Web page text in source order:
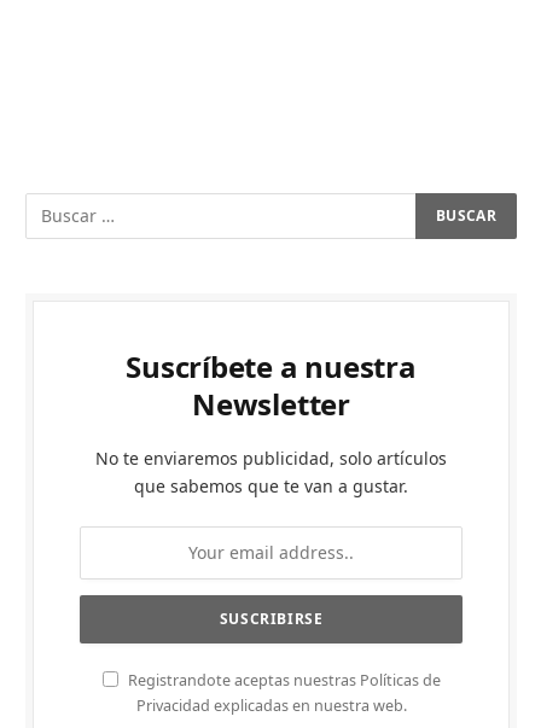
Suscríbete a nuestra
Newsletter
No te enviaremos publicidad, solo artículos
que sabemos que te van a gustar.
Registrandote aceptas nuestras Políticas de
Privacidad explicadas en nuestra web.